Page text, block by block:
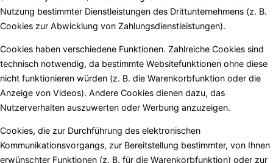
Nutzung bestimmter Dienstleistungen des Drittunternehmens (z. B.
Cookies zur Abwicklung von Zahlungsdienstleistungen).
Cookies haben verschiedene Funktionen. Zahlreiche Cookies sind
technisch notwendig, da bestimmte Websitefunktionen ohne diese
nicht funktionieren würden (z. B. die Warenkorbfunktion oder die
Anzeige von Videos). Andere Cookies dienen dazu, das
Nutzerverhalten auszuwerten oder Werbung anzuzeigen.
Cookies, die zur Durchführung des elektronischen
Kommunikationsvorgangs, zur Bereitstellung bestimmter, von Ihnen
erwünschter Funktionen (z. B. für die Warenkorbfunktion) oder zur